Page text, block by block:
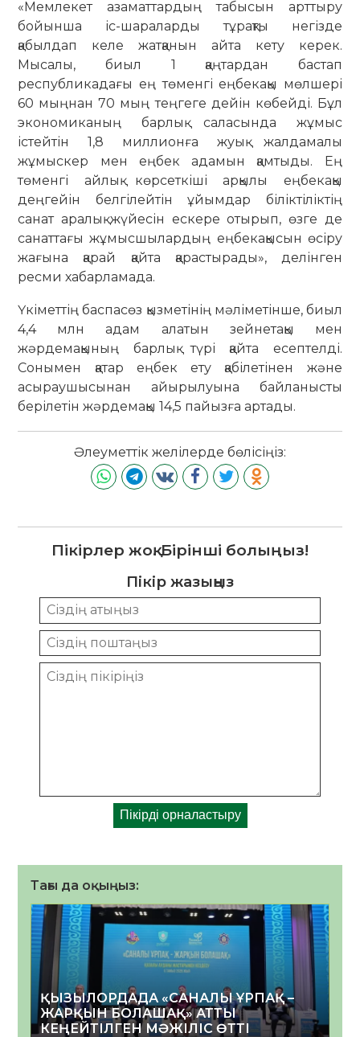
«Мемлекет азаматтардың табысын арттыру
бойынша іс-шараларды тұрақты негізде
қабылдап келе жатқанын айта кету керек.
Мысалы, биыл 1 қаңтардан бастап
республикадағы ең төменгі еңбекақы мөлшері
60 мыңнан 70 мың теңгеге дейін көбейді. Бұл
экономиканың барлық саласында жұмыс
істейтін 1,8 миллионға жуық жалдамалы
жұмыскер мен еңбек адамын қамтыды. Ең
төменгі айлық көрсеткіші арқылы еңбекақы
деңгейін белгілейтін ұйымдар біліктіліктің
санат аралық жүйесін ескере отырып, өзге де
санаттағы жұмысшылардың еңбекақысын өсіру
жағына қарай қайта қарастырады», делінген
ресми хабарламада.
Үкіметтің баспасөз қызметінің мәліметінше, биыл
4,4 млн адам алатын зейнетақы мен
жәрдемақының барлық түрі қайта есептелді.
Сонымен қатар еңбек ету қабілетінен және
асыраушысынан айырылуына байланысты
берілетін жәрдемақы 14,5 пайызға артады.
Әлеуметтік желілерде бөлісіңіз:
Пікірлер жоқ. Бірінші болыңыз!
Пікір жазыңыз
Тағы да оқыңыз:
ҚЫЗЫЛОРДАДА «САНАЛЫ ҰРПАҚ –
ЖАРҚЫН БОЛАШАҚ» АТТЫ
КЕҢЕЙТІЛГЕН МӘЖІЛІС ӨТТІ